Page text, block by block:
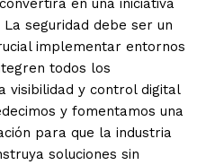
en una iniciativa
seguridad debe ser un
implementar entornos
todos los
visibilidad y control digital
y fomentamos una
para que la industria
soluciones sin